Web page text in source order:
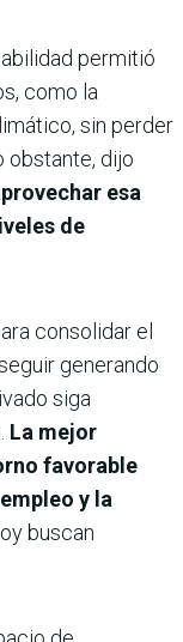
permitió
como la
sin perder
obstante, dijo
esa
de
consolidar el
generando
siga
La mejor
favorable
y la
buscan